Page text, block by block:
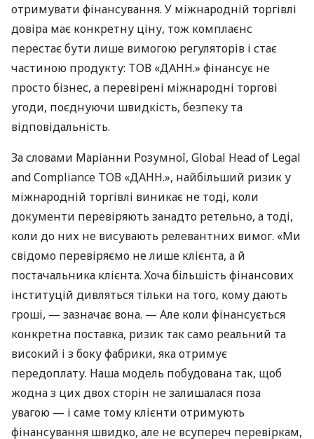
отримувати фінансування. У міжнародній торгівлі
довіра має конкретну ціну, тож комплаєнс
перестає бути лише вимогою регуляторів і стає
частиною продукту: ТОВ «ДАНН.» фінансує не
просто бізнес, а перевірені міжнародні торгові
угоди, поєднуючи швидкість, безпеку та
відповідальність.
За словами Маріанни Розумної, Global Head of Legal
and Compliance ТОВ «ДАНН.», найбільший ризик у
міжнародній торгівлі виникає не тоді, коли
документи перевіряють занадто ретельно, а тоді,
коли до них не висувають релевантних вимог. «Ми
свідомо перевіряємо не лише клієнта, а й
постачальника клієнта. Хоча більшість фінансових
інституцій дивляться тільки на того, кому дають
гроші, — зазначає вона. — Але коли фінансується
конкретна поставка, ризик так само реальний та
високий і з боку фабрики, яка отримує
передоплату. Наша модель побудована так, щоб
жодна з цих двох сторін не залишалася поза
увагою — і саме тому клієнти отримують
фінансування швидко, але не всупереч перевіркам,